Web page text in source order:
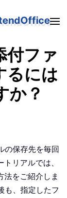
付ファ
るには
か？
の保存先を毎回
リアルでは、
法をご紹介しま
も、指定したフ